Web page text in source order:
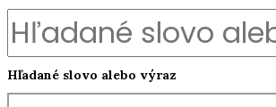
Hľadané slovo alebo výraz